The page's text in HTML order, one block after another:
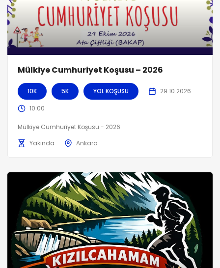
Mülkiye Cumhuriyet Koşusu – 2026
10K 5K YOL KOŞUSU 29.10.2026
10:00
Mülkiye Cumhuriyet Koşusu - 2026
Yakında
Ankara